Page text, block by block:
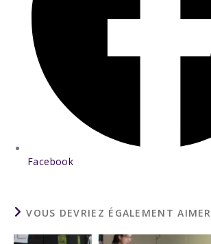
Facebook
VOUS DEVRIEZ ÉGALEMENT AIMER